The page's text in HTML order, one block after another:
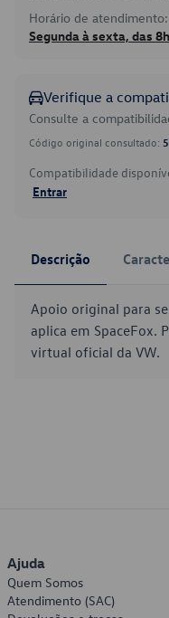
Horário de atendimento:
Segunda à sexta, das
Verifique a
Consulte a
Código original consultado:
Compatibilidade
Entrar
Descrição
Apoio original para
aplica em SpaceFox.
virtual oficial da VW.
Ajuda
Quem Somos
Atendimento (SAC)